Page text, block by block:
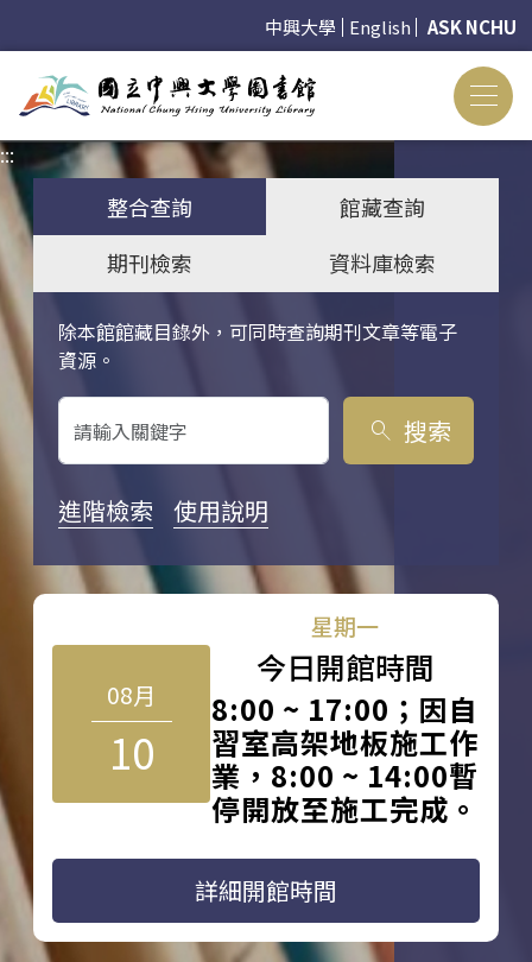
中興大學 English ASK NCHU
:::
整合查詢
館藏查詢
期刊檢索
資料庫檢索
除本館館藏目錄外，可同時查詢期刊文章等電子
資源。
關鍵字搜尋
search 搜索
進階檢索 使用說明
08月
10
星期一
今日開館時間
8:00 ~ 17:00；因自
習室高架地板施工作
業，8:00 ~ 14:00暫
停開放至施工完成。
詳細開館時間